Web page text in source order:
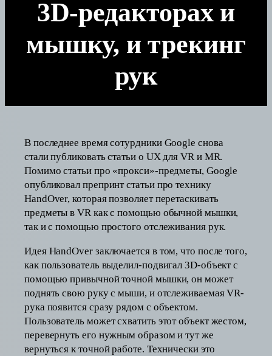
3D-редакторах и
мышку, и трекинг
рук
В последнее время сотурдники Google снова
стали публиковать статьи о UX для VR и MR.
Помимо статьи про «прокси»-предметы, Google
опубликовал препринт статьи про технику
HandOver, которая позволяет перетаскивать
предметы в VR как с помощью обычной мышки,
так и с помощью простого отслеживания рук.
Идея HandOver заключается в том, что после того,
как пользователь выделил-подвигал 3D-объект с
помощью привычной точной мышки, он может
поднять свою руку с мыши, и отслеживаемая VR-
рука появится сразу рядом с объектом.
Пользователь может схватить этот объект жестом,
перевернуть его нужным образом и тут же
вернуться к точной работе. Технически это